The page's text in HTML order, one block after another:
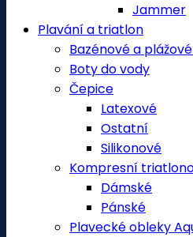
Jammer
Plavání a triatlon
Bazénové a
Boty do vody
Čepice
Latexové
Ostatní
Silikonové
Kompresní
Dámské
Pánské
Plavecké obleky